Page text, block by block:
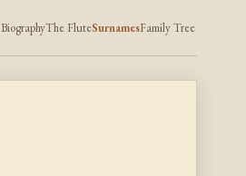
BiographyThe FluteSurnamesFamily Tree